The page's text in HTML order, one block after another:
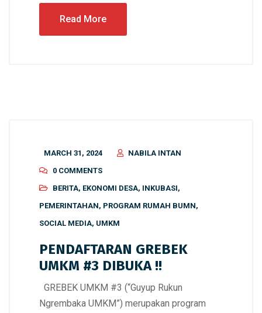
Read More
MARCH 31, 2024
NABILA INTAN
0 COMMENTS
BERITA, EKONOMI DESA, INKUBASI,
PEMERINTAHAN, PROGRAM RUMAH BUMN,
SOCIAL MEDIA, UMKM
PENDAFTARAN GREBEK
UMKM #3 DIBUKA !!
GREBEK UMKM #3 (“Guyup Rukun
Ngrembaka UMKM”) merupakan program